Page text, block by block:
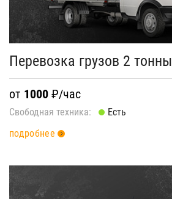
Перевозка грузов 2 тонны
от 1000 ₽/час
Свободная техника:
Есть
подробнее